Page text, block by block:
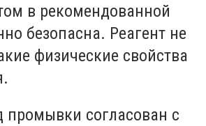
в рекомендованной
безопасна. Реагент не
физические свойства
согласован с